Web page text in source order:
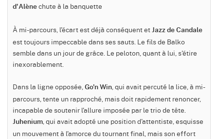
d'Alène chute à la banquette
À mi-parcours, l'écart est déjà conséquent et Jazz de Candale
est toujours impeccable dans ses sauts. Le fils de Balko
semble dans un jour de grâce. Le peloton, quant à lui, s'étire
inexorablement.
Dans la ligne opposée, Go'n Win, qui avait percuté la lice, à mi-
parcours, tente un rapproché, mais doit rapidement renoncer,
incapable de soutenir l'allure imposée par le trio de tête.
Juhenium, qui avait adopté une position d'attentiste, esquisse
un mouvement à l'amorce du tournant final, mais son effort